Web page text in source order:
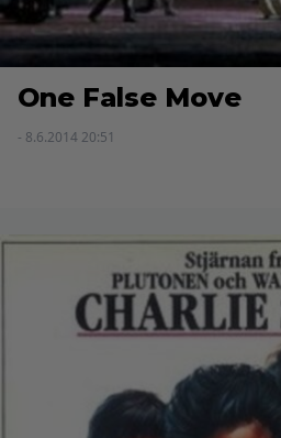
One False Move
- 8.6.2014 20:51